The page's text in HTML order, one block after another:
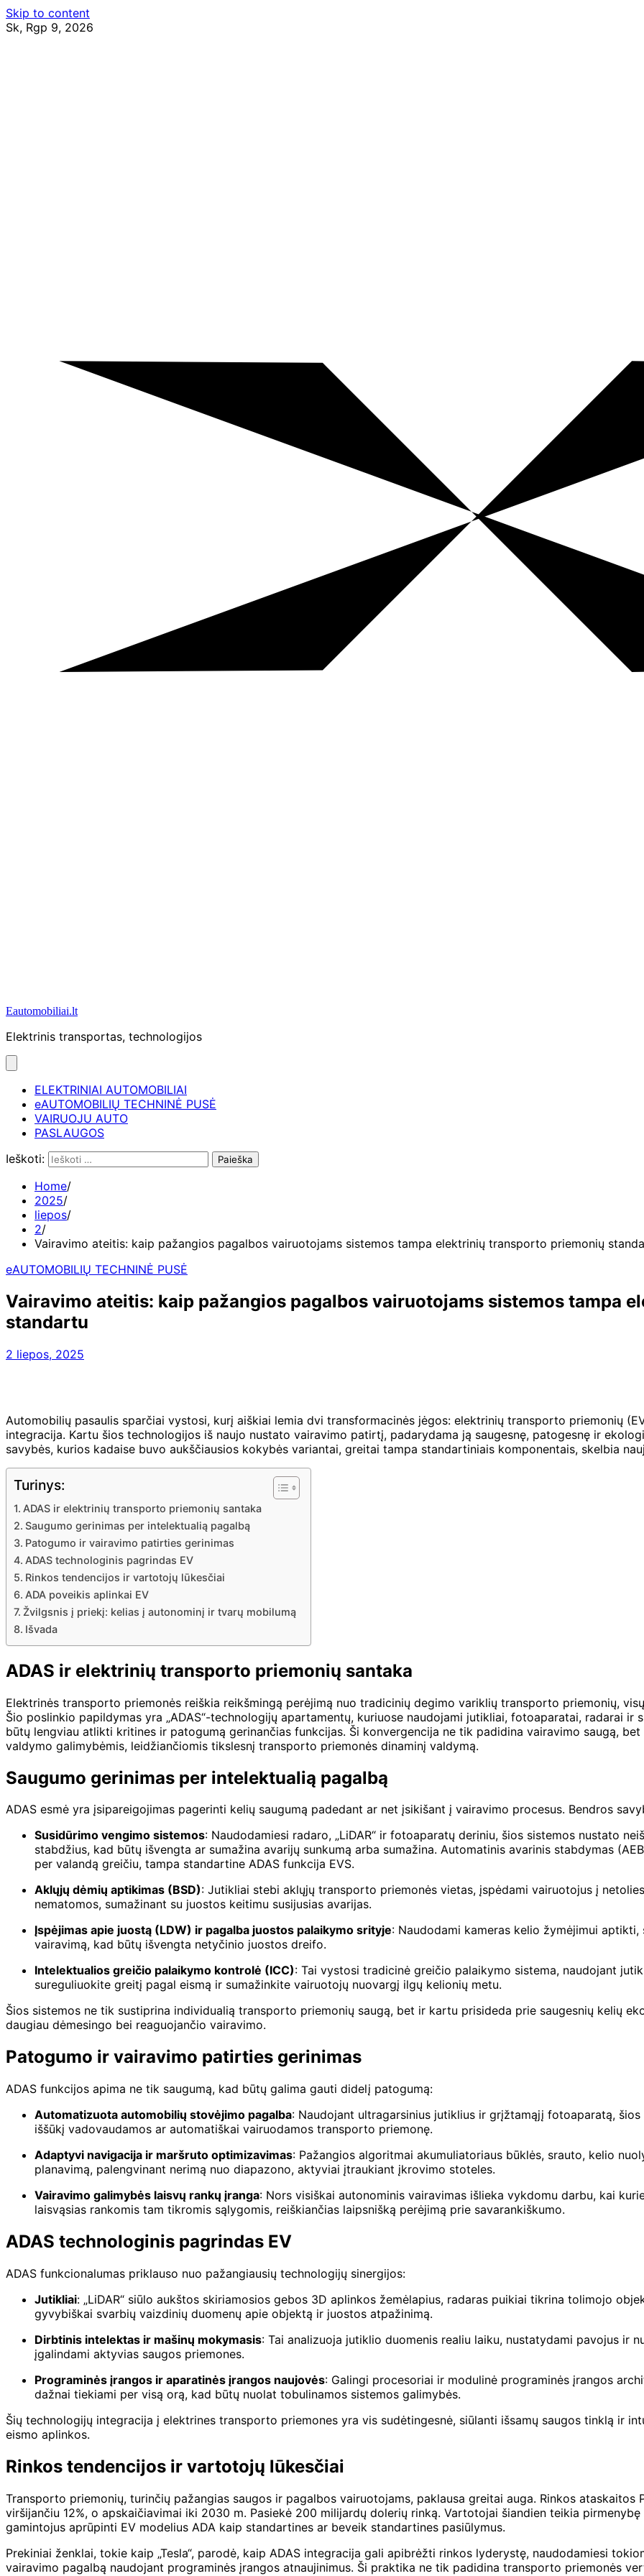
Skip to content
Sk, Rgp 9, 2026
Eautomobiliai.lt
Elektrinis transportas, technologijos
ELEKTRINIAI AUTOMOBILIAI
eAUTOMOBILIŲ TECHNINĖ PUSĖ
VAIRUOJU AUTO
PASLAUGOS
Ieškoti:
Home
2025
liepos
2
Vairavimo ateitis: kaip pažangios pagalbos vairuotojams sistemos tampa elektrinių transporto priemonių
eAUTOMOBILIŲ TECHNINĖ PUSĖ
Vairavimo ateitis: kaip pažangios pagalbos vairuotojams sistemos tampa
standartu
2 liepos, 2025
Automobilių pasaulis sparčiai vystosi, kurį aiškiai lemia dvi transformacinės jėgos: elektrinių transporto priemonių
integracija. Kartu šios technologijos iš naujo nustato vairavimo patirtį, padarydama ją saugesnę, patogesnę ir
savybės, kurios kadaise buvo aukščiausios kokybės variantai, greitai tampa standartiniais komponentais, skelbia
Turinys:
ADAS ir elektrinių transporto priemonių santaka
Saugumo gerinimas per intelektualią pagalbą
Patogumo ir vairavimo patirties gerinimas
ADAS technologinis pagrindas EV
Rinkos tendencijos ir vartotojų lūkesčiai
ADA poveikis aplinkai EV
Žvilgsnis į priekį: kelias į autonominį ir tvarų mobilumą
Išvada
ADAS ir elektrinių transporto priemonių santaka
Elektrinės transporto priemonės reiškia reikšmingą perėjimą nuo tradicinių degimo variklių transporto priemonių,
Šio poslinkio papildymas yra „ADAS“-technologijų apartamentų, kuriuose naudojami jutikliai, fotoaparatai, radarai
būtų lengviau atlikti kritines ir patogumą gerinančias funkcijas. Ši konvergencija ne tik padidina vairavimo saugą,
valdymo galimybėmis, leidžiančiomis tikslesnį transporto priemonės dinaminį valdymą.
Saugumo gerinimas per intelektualią pagalbą
ADAS esmė yra įsipareigojimas pagerinti kelių saugumą padedant ar net įsikišant į vairavimo procesus. Bendros
Susidūrimo vengimo sistemos: Naudodamiesi radaro, „LiDAR“ ir fotoaparatų deriniu, šios sistemos nustato
stabdžius, kad būtų išvengta ar sumažina avarijų sunkumą arba sumažina. Automatinis avarinis stabdymas
per valandą greičiu, tampa standartine ADAS funkcija EVS.
Aklųjų dėmių aptikimas (BSD): Jutikliai stebi aklųjų transporto priemonės vietas, įspėdami vairuotojus į
nematomos, sumažinant su juostos keitimu susijusias avarijas.
Įspėjimas apie juostą (LDW) ir pagalba juostos palaikymo srityje: Naudodami kameras kelio žymėjimui
vairavimą, kad būtų išvengta netyčinio juostos dreifo.
Intelektualios greičio palaikymo kontrolė (ICC): Tai vystosi tradicinė greičio palaikymo sistema, naudojant
sureguliuokite greitį pagal eismą ir sumažinkite vairuotojų nuovargį ilgų kelionių metu.
Šios sistemos ne tik sustiprina individualią transporto priemonių saugą, bet ir kartu prisideda prie saugesnių kelių
daugiau dėmesingo bei reaguojančio vairavimo.
Patogumo ir vairavimo patirties gerinimas
ADAS funkcijos apima ne tik saugumą, kad būtų galima gauti didelį patogumą:
Automatizuota automobilių stovėjimo pagalba: Naudojant ultragarsinius jutiklius ir grįžtamąjį fotoaparatą,
iššūkį vadovaudamos ar automatiškai vairuodamos transporto priemonę.
Adaptyvi navigacija ir maršruto optimizavimas: Pažangios algoritmai akumuliatoriaus būklės, srauto, kelio
planavimą, palengvinant nerimą nuo diapazono, aktyviai įtraukiant įkrovimo stoteles.
Vairavimo galimybės laisvų rankų įranga: Nors visiškai autonominis vairavimas išlieka vykdomu darbu, kai
laisvąsias rankomis tam tikromis sąlygomis, reiškiančias laipsnišką perėjimą prie savarankiškumo.
ADAS technologinis pagrindas EV
ADAS funkcionalumas priklauso nuo pažangiausių technologijų sinergijos:
Jutikliai: „LiDAR“ siūlo aukštos skiriamosios gebos 3D aplinkos žemėlapius, radaras puikiai tikrina tolimojo
gyvybiškai svarbių vaizdinių duomenų apie objektą ir juostos atpažinimą.
Dirbtinis intelektas ir mašinų mokymasis: Tai analizuoja jutiklio duomenis realiu laiku, nustatydami pavojus ir
įgalindami aktyvias saugos priemones.
Programinės įrangos ir aparatinės įrangos naujovės: Galingi procesoriai ir modulinė programinės įrangos
dažnai tiekiami per visą orą, kad būtų nuolat tobulinamos sistemos galimybės.
Šių technologijų integracija į elektrines transporto priemones yra vis sudėtingesnė, siūlanti išsamų saugos tinklą ir
eismo aplinkos.
Rinkos tendencijos ir vartotojų lūkesčiai
Transporto priemonių, turinčių pažangias saugos ir pagalbos vairuotojams, paklausa greitai auga. Rinkos
viršijančiu 12%, o apskaičiavimai iki 2030 m. Pasiekė 200 milijardų dolerių rinką. Vartotojai šiandien teikia
gamintojus aprūpinti EV modelius ADA kaip standartines ar beveik standartines pasiūlymus.
Prekiniai ženklai, tokie kaip „Tesla“, parodė, kaip ADAS integracija gali apibrėžti rinkos lyderystę, naudodamiesi
vairavimo pagalbą naudojant programinės įrangos atnaujinimus. Ši praktika ne tik padidina transporto priemonės